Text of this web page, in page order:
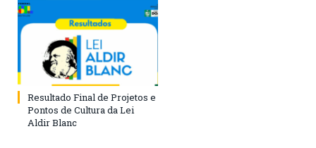
Resultado Final de Projetos e
Pontos de Cultura da Lei
Aldir Blanc